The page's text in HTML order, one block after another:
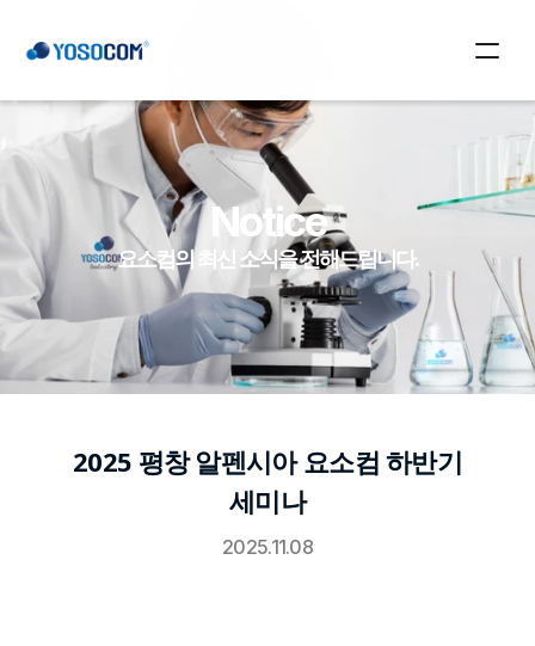
About Us
About Us
Yosocom
Yosocom
Product
Product
Notice
Notice
문의하기
Notice
요소컴의 최신 소식을 전해드립니다.
2025 평창 알펜시아 요소컴 하반기
세미나
2025.11.08